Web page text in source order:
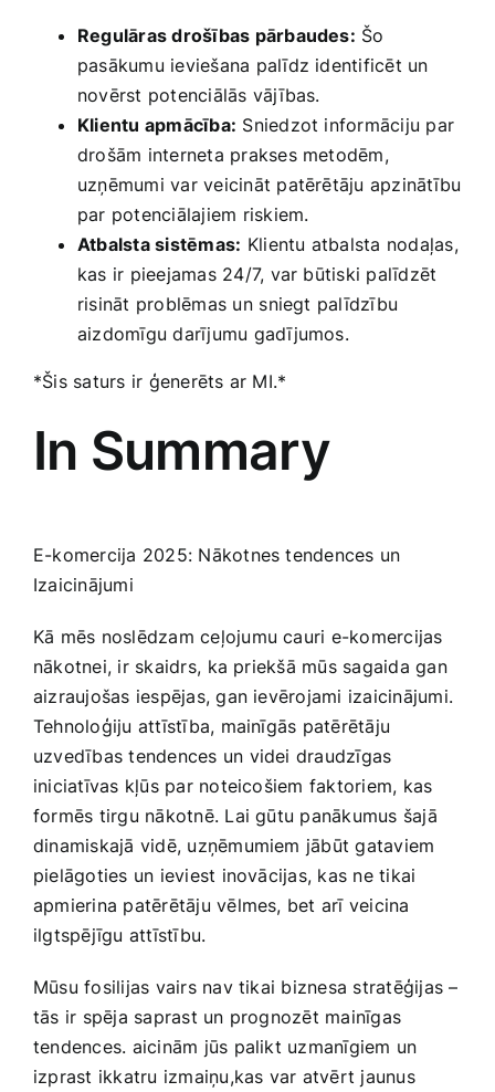
Regulāras drošības pārbaudes: Šo
pasākumu ieviešana palīdz identificēt un
novērst ‍potenciālās vājības.
Klientu ​apmācība: Sniedzot informāciju par
drošām interneta prakses metodēm,
uzņēmumi var veicināt patērētāju apzinātību
par potenciālajiem riskiem.
Atbalsta sistēmas: ⁢Klientu atbalsta nodaļas,
kas ir pieejamas 24/7, var būtiski palīdzēt
risināt​ problēmas un⁢ sniegt​ palīdzību
aizdomīgu darījumu gadījumos.
*Šis saturs ir ģenerēts ar MI.*
In Summary
E-komercija ‍2025: Nākotnes tendences ‍un
Izaicinājumi
Kā mēs noslēdzam ceļojumu cauri e-komercijas
nākotnei, ir skaidrs, ⁣ka priekšā mūs sagaida gan
aizraujošas iespējas, gan ievērojami izaicinājumi.
Tehnoloģiju attīstība, mainīgās patērētāju
uzvedības tendences​ un videi draudzīgas
iniciatīvas kļūs par ​noteicošiem faktoriem, kas​
formēs tirgu nākotnē. Lai gūtu panākumus šajā
dinamiskajā vidē, uzņēmumiem jābūt‍ gataviem
pielāgoties un ieviest inovācijas, kas ne tikai
apmierina patērētāju vēlmes, bet arī veicina
ilgtspējīgu attīstību.
Mūsu fosilijas vairs nav tikai biznesa stratēģijas –
tās ir spēja saprast un prognozēt mainīgas ​
tendences. aicinām jūs palikt ‍uzmanīgiem un
izprast ikkatru izmaiņu,kas var atvērt jaunus